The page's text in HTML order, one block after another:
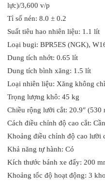
lực)/3,600 v/p
Tỉ số nén: 8.0 ± 0.2
Suất tiêu hao nhiên liệu: 1.1 lít
Loại bugi: BPR5ES (NGK),
Dung tích nhớt: 0.65 lít
Dung tích bình xăng: 1.5 lít
Loại nhiên liệu: Xăng không
Trọng lượng khô: 45 kg
Chiều rộng lưỡi cắt: 20.9″ (530
Cách điều chỉnh độ cao cắt:
Khoảng điều chỉnh độ cao lưỡi
Khả năng tự hành: Có
Kích thước bánh xe đẩy: 200
Khoảng tốc độ hoạt động: 3